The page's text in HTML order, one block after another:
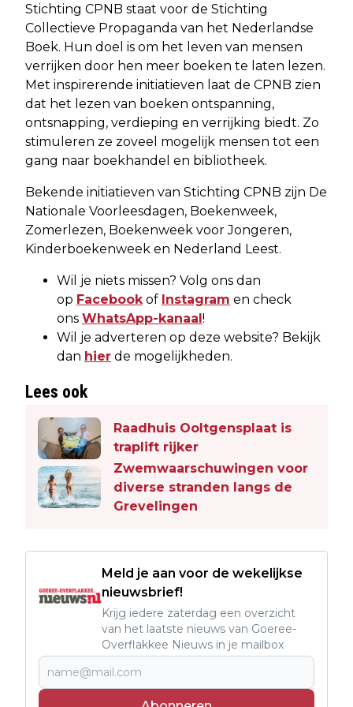
Stichting CPNB staat voor de Stichting
Collectieve Propaganda van het Nederlandse
Boek. Hun doel is om het leven van mensen
verrijken door hen meer boeken te laten lezen.
Met inspirerende initiatieven laat de CPNB zien
dat het lezen van boeken ontspanning,
ontsnapping, verdieping en verrijking biedt. Zo
stimuleren ze zoveel mogelijk mensen tot een
gang naar boekhandel en bibliotheek.
Bekende initiatieven van Stichting CPNB zijn De
Nationale Voorleesdagen, Boekenweek,
Zomerlezen, Boekenweek voor Jongeren,
Kinderboekenweek en Nederland Leest.
Wil je niets missen? Volg ons dan
op Facebook of Instagram en check
ons WhatsApp-kanaal!
Wil je adverteren op deze website? Bekijk
dan hier de mogelijkheden.
Lees ook
Raadhuis Ooltgensplaat is
traplift rijker
Zwemwaarschuwingen voor
diverse stranden langs de
Grevelingen
Meld je aan voor de wekelijkse
nieuwsbrief!
Krijg iedere zaterdag een overzicht
van het laatste nieuws van Goeree-
Overflakkee Nieuws in je mailbox